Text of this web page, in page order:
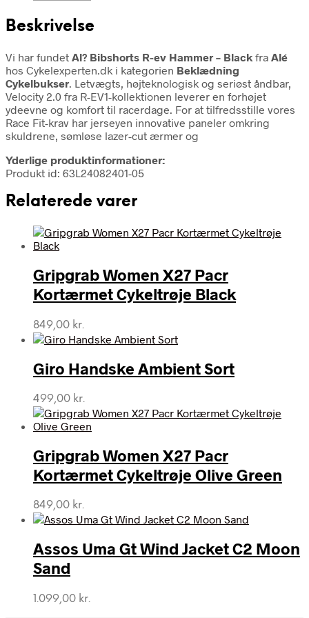
Beskrivelse
Vi har fundet Al? Bibshorts R-ev Hammer – Black fra Alé
hos Cykelexperten.dk i kategorien Beklædning
Cykelbukser. Letvægts, højteknologisk og seriøst åndbar,
Velocity 2.0 fra R-EV1-kollektionen leverer en forhøjet
ydeevne og komfort til racerdage. For at tilfredsstille vores
Race Fit-krav har jerseyen innovative paneler omkring
skuldrene, sømløse lazer-cut ærmer og
Yderlige produktinformationer:
Produkt id: 63L24082401-05
Relaterede varer
Gripgrab Women X27 Pacr
Kortærmet Cykeltrøje Black
849,00 kr.
Giro Handske Ambient Sort
499,00 kr.
Gripgrab Women X27 Pacr
Kortærmet Cykeltrøje Olive Green
849,00 kr.
Assos Uma Gt Wind Jacket C2 Moon
Sand
1.099,00 kr.